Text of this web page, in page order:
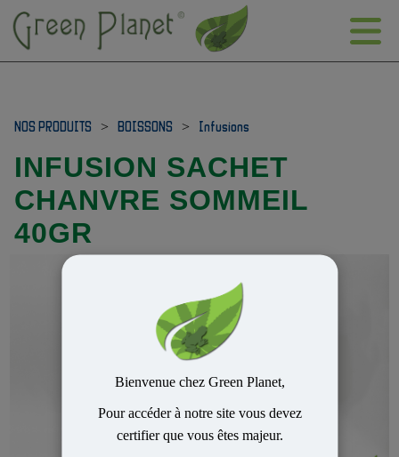
Bienvenue chez Green Planet,
Pour accéder à notre site vous devez
certifier que vous êtes majeur.
NOS PRODUITS > BOISSONS > Infusions
INFUSION SACHET
CHANVRE SOMMEIL
40GR